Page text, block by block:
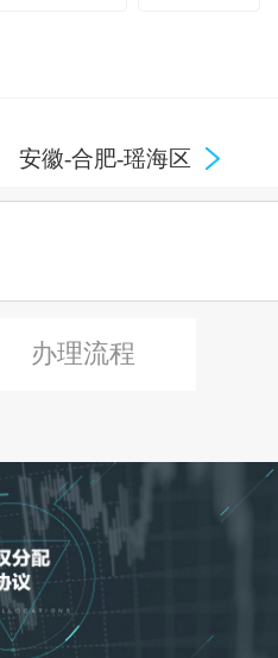
安徽-合肥-瑶海区
办理流程